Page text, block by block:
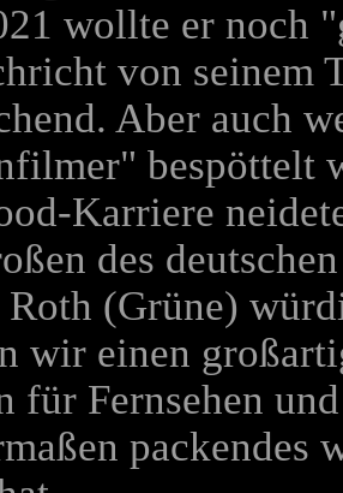
wollte er noch
von seinem
Aber auch
bespöttelt
Karriere
des
Roth (Grüne)
wir einen
für Fernsehen
packendes